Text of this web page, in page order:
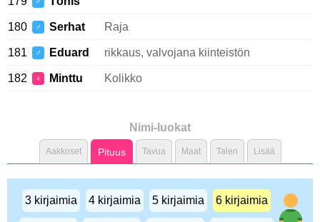
180 ♂ Serhat Raja
181 ♂ Eduard rikkaus, valvojana kiinteistön
182 ♀ Minttu Kolikko
Nimi-luokat
Aakkoset Pituus Tavua Maat Talen Lisää
3 kirjaimia 4 kirjaimia 5 kirjaimia 6 kirjaimia